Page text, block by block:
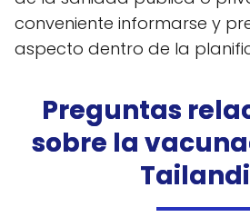
conveniente informarse y
aspecto dentro de la
Preguntas
sobre la